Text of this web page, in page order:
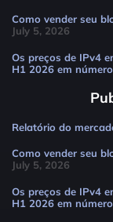
Como vender seu
July 5, 2026
Os preços de IPv4
H1 2026 em
Relatório do
Como vender seu
July 5, 2026
Os preços de IPv4
H1 2026 em